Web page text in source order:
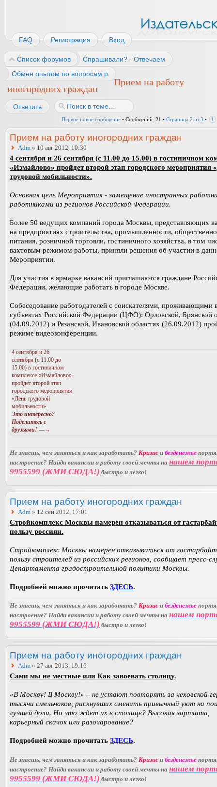
FAQ Регистрация Вход
Список форумов
Спрашивали? - Отвечаем
Обмен опытом по вопросам работы
Прием на работу
иногородних граждан
Ответить
Первое новое сообщение • Сообщений: 21 • Страница 2 из 3 • 1
Прием на работу иногородних граждан
Adm » 10 авг 2012, 10:30
4 сентября и 26 сентября (с 11.00 до 15.00) в гостиничном
«Измайлово» пройдет второй этап городского мероприятия
трудовой мобильности».
Основная цель Мероприятия - замещение иностранных
работниками из регионов Российской Федерации.
Более 50 ведущих компаний города Москвы, представляющих
на предприятиях строительства, промышленности,
питания, розничной торговли, гостиничного хозяйства, в том
вахтовым режимом работы, приняли решения об участии в
Мероприятии.
Для участия в ярмарке вакансий приглашаются граждане
Федерации, желающие работать в городе Москве.
Собеседование работодателей с соискателями, проживающими
субъектах Российской Федерации (ЦФО): Орловской, Брянской
(04.09.2012) и Рязанской, Ивановской областях (26.09.2012)
режиме видеоконференции.
4 сентября и 26
сентября (с 11.00 до
15.00) в гостиничном
комплексе «Измайлово»
пройдет второй этап
городского мероприятия
«День трудовой
мобильности».
Это интересно?
Поделитесь с
друзьями! —→
Не знаешь, чем заняться и как заработать? Кризис и безденежье
настроение? Найди вакансии и работу своей мечты на нашем
9955599 (ЖМИ СЮДА!) быстро и легко!
Прием на работу иногородних граждан
Adm » 12 сен 2012, 17:01
Стройкомплекс Москвы намерен отказываться от
пользу россиян.
Стройкомплекс Москвы намерен отказываться от
пользу строителей из российских регионов, сообщает пресс-
Департамента градостроительной политики Москвы.
Подробней можно прочитать ЗДЕСЬ.
Не знаешь, чем заняться и как заработать? Кризис и безденежье
настроение? Найди вакансии и работу своей мечты на нашем
9955599 (ЖМИ СЮДА!) быстро и легко!
Прием на работу иногородних граждан
Adm » 27 авг 2013, 19:16
Сами мы не местные или Как завоевать столицу.
«В Москву! В Москву!» – не устают повторять за чеховской
тысячи смельчаков, рискнувших сменить привычный уют на
лучшей доли. Но что ждет их в столице? Высокая зарплата,
карьерный скачок или разочарование?
Подробней можно прочитать ЗДЕСЬ.
Не знаешь, чем заняться и как заработать? Кризис и безденежье
настроение? Найди вакансии и работу своей мечты на нашем
9955599 (ЖМИ СЮДА!) быстро и легко!